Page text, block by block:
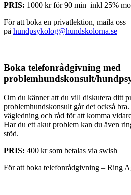
PRIS: 1000 kr för 90 min inkl 25%
För att boka en privatlektion, maila oss
på hundpsykolog@hundskolorna.se
Boka telefonrådgivning med
problemhundskonsult/
Om du känner att du vill diskutera ditt
problemhundskonsult går det också
vägledning och råd för att komma
Har du ett akut problem kan du även
stöd.
PRIS: 400 kr som betalas via swish
För att boka telefonrådgivning – Ring